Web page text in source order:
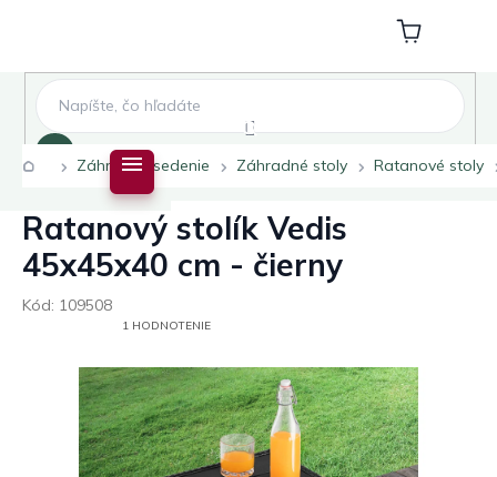
Nákupný
košík
DomovZáhradné sedenie Záhradné stoly Ratanové stoly
Ratanový stolík Vedis
45x45x40 cm - čierny
Kód: 109508
PRIEMERNÉ
HVIEZDIČIEK.
1 HODNOTENIE